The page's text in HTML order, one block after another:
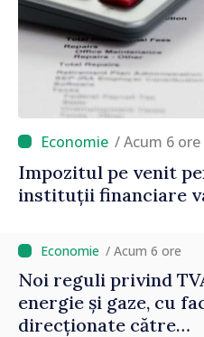
/ Acum 6 ore
Impozitul pe venit
instituții financiare
/ Acum 6 ore
Noi reguli privind
energie și gaze, cu
direcționate către